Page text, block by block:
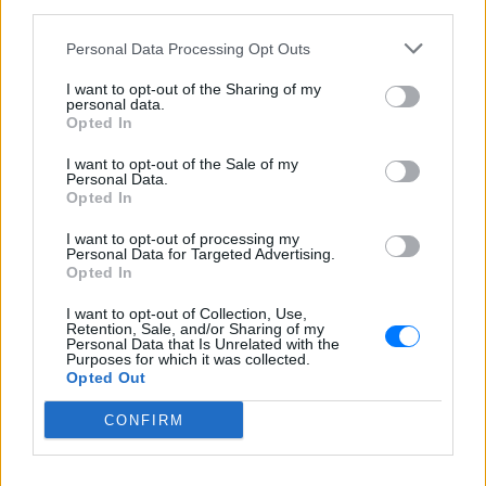
Personal Data Processing Opt Outs
I want to opt-out of the Sharing of my
personal data.
Opted In
I want to opt-out of the Sale of my
Personal Data.
Opted In
I want to opt-out of processing my
Personal Data for Targeted Advertising.
Opted In
I want to opt-out of Collection, Use,
Retention, Sale, and/or Sharing of my
Personal Data that Is Unrelated with the
Purposes for which it was collected.
Opted Out
CONFIRM
ΔΕΙΤΕ ΕΠΙΣΗΣ
ΣΤΗΝ ΙΔΙΑ ΚΑΤΗΓΟΡΙΑ
και βραδινές έξοδοι στη
Μύκονο – Οι φωτογραφίες της
ΣΉΜΕΡΑ
Instagram σειρά στιγμιότυπων από τις
των ανέμων».